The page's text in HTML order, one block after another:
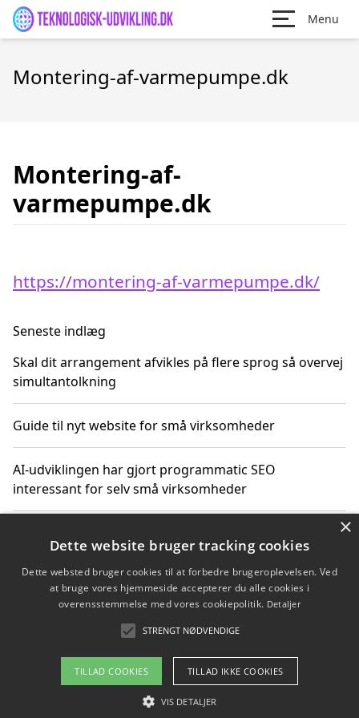
Menu
Montering-af-varmepumpe.dk
Montering-af-
varmepumpe.dk
https://montering-af-varmepumpe.dk/
Seneste indlæg
Skal dit arrangement afvikles på flere sprog så overvej
simultantolkning
Guide til nyt website for små virksomheder
AI-udviklingen har gjort programmatic SEO
interessant for selv små virksomheder
virksomheder
Sådan har udviklingen inden for genbrug af elektronik
Copyright 2026 - Pilanto Aps
Om / kontakt
×
Dette website bruger tracking cookies
Dette websted bruger cookies til at forbedre brugeroplevelsen. Ved
at bruge vores hjemmeside accepterer du alle cookies i
overensstemmelse med vores cookiepolitik. Detaljer
STRENGT NØDVENDIGE
TILLAD COOKIES TILLAD IKKE COOKIES
VIS DETALJER